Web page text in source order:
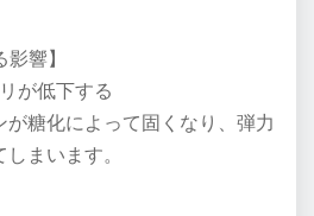
影響】
が低下する
糖化によって固くなり、弾力
まいます。